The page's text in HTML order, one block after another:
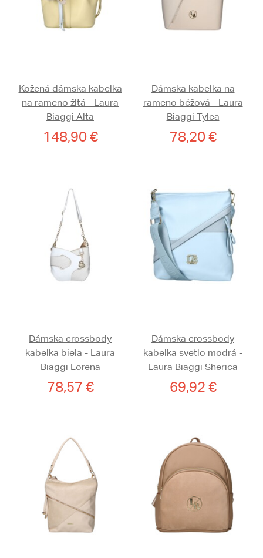
Kožená dámska kabelka
na rameno žltá - Laura
Biaggi Alta
148,90 €
Dámska kabelka na
rameno béžová - Laura
Biaggi Tylea
78,20 €
Dámska crossbody
kabelka biela - Laura
Biaggi Lorena
78,57 €
Dámska crossbody
kabelka svetlo modrá -
Laura Biaggi Sherica
69,92 €